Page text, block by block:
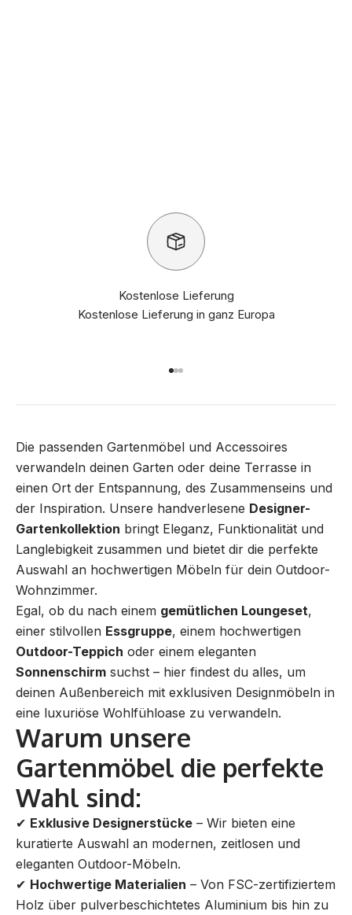
Kostenlose Lieferung
Kostenlose Lieferung in ganz Europa
Die passenden Gartenmöbel und Accessoires
verwandeln deinen Garten oder deine Terrasse in
einen Ort der Entspannung, des Zusammenseins und
der Inspiration. Unsere handverlesene Designer-
Gartenkollektion bringt Eleganz, Funktionalität und
Langlebigkeit zusammen und bietet dir die perfekte
Auswahl an hochwertigen Möbeln für dein Outdoor-
Wohnzimmer.
Egal, ob du nach einem gemütlichen Loungeset,
einer stilvollen Essgruppe, einem hochwertigen
Outdoor-Teppich oder einem eleganten
Sonnenschirm suchst – hier findest du alles, um
deinen Außenbereich mit exklusiven Designmöbeln in
eine luxuriöse Wohlfühloase zu verwandeln.
Warum unsere
Gartenmöbel die perfekte
Wahl sind:
✔ Exklusive Designerstücke – Wir bieten eine
kuratierte Auswahl an modernen, zeitlosen und
eleganten Outdoor-Möbeln.
✔ Hochwertige Materialien – Von FSC-zertifiziertem
Holz über pulverbeschichtetes Aluminium bis hin zu